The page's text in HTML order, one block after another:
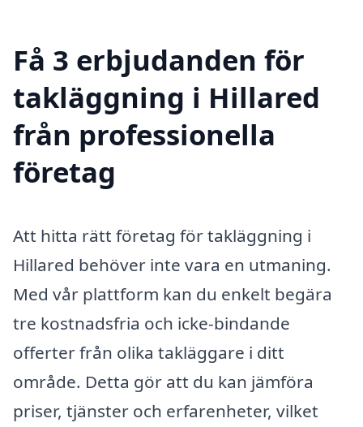
Få 3 erbjudanden för
takläggning i Hillared
från professionella
företag
Att hitta rätt företag för takläggning i
Hillared behöver inte vara en utmaning.
Med vår plattform kan du enkelt begära
tre kostnadsfria och icke-bindande
offerter från olika takläggare i ditt
område. Detta gör att du kan jämföra
priser, tjänster och erfarenheter, vilket